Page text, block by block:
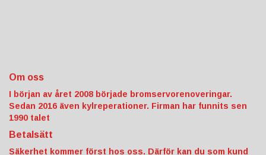
Om oss
I början av året 2008 började bromservorenoveringar.
Sedan 2016 även kylreperationer. Firman har funnits sen
1990 talet
Betalsätt
Säkerhet kommer först hos oss. Därför kan du som kund